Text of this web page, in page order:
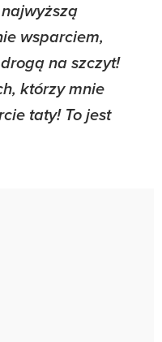
wsparciem,
na szczyt!
którzy mnie
taty! To jest